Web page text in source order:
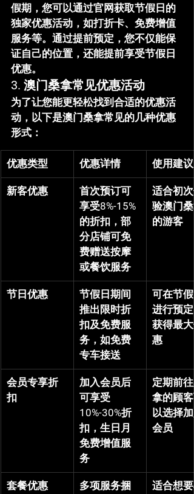
假期，您可以通过官网获取节假日的
独家优惠活动，如打折卡、免费增值
服务等。通过提前预定，您不仅能保
证自己的位置，还能提前享受节假日
优惠。
3. 澳门桑拿常见优惠活动
为了让您能更轻松找到合适的优惠活
动，以下是澳门桑拿常见的几种优惠
形式：
优惠类型 优惠详情 使用建议
新客优惠
首次预订可
享受8%-15%
的折扣，部
分店铺可免
费赠送按摩
或餐饮服务
适合初次
验澳门桑
的游客
节日优惠
节假日期间
推出限时折
扣及免费服
务，如免费
专车接送
可在节假
进行预定
获得最大
惠
会员专享折
扣
加入会员后
可享受
10%-30%折
扣，生日月
免费增值服
务
定期前往
拿的顾客
以选择加
会员
套餐优惠 多项服务捆 适合想要